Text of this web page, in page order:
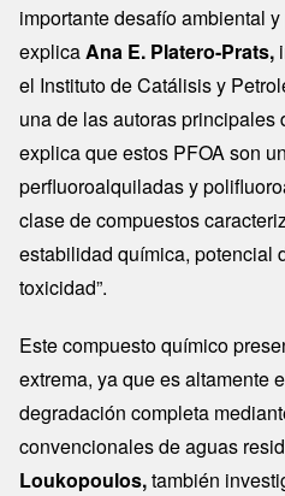
importante desafío ambiental
explicaAna E. Platero-Prats,
el Instituto de Catálisis y
una de las autoras principales
explica que estos PFOA son
perfluoroalquiladas y
clase de compuestos
estabilidad química, potencial
toxicidad”.
Este compuesto químico
extrema, ya que es altamente
degradación completa
convencionales de aguas
Loukopoulos,también